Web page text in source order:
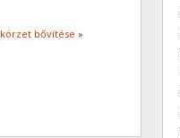
bővítése »